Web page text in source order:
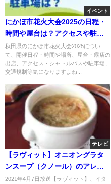
イベント
にかほ市花火大会2025の日程・
時間や屋台は？アクセスや駐車
場は？
秋田県のにかほ市花火大会2025につい
て、開催日程・時間や場所、屋台・露店の
出店、アクセス・シャトルバスや駐車場、
交通規制等気になりますよね...
テレビ
【ラヴィット】オニオングラタ
ンスープ（クノール）のアレン
ジレシピ！片岡護シェフが伝
2021年4月7日放送【ラヴィット】、イタ